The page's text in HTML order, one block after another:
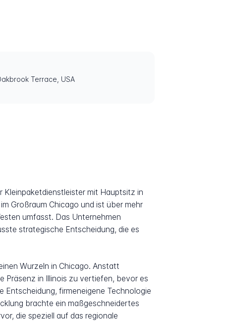
Terrace, USA
Kleinpaketdienstleister mit Hauptsitz in
Großraum Chicago und ist über mehr
umfasst. Das Unternehmen
strategische Entscheidung, die es
Wurzeln in Chicago. Anstatt
Präsenz in Illinois zu vertiefen, bevor es
Entscheidung, firmeneigene Technologie
brachte ein maßgeschneidertes
die speziell auf das regionale